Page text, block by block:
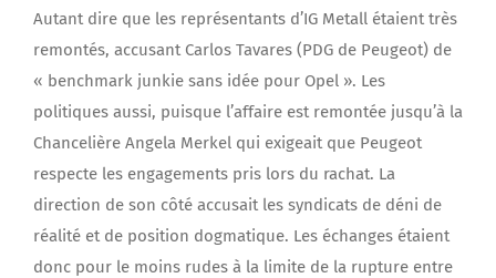
Autant dire que les représentants d’IG Metall étaient très
remontés, accusant Carlos Tavares (PDG de Peugeot) de
« benchmark junkie sans idée pour Opel ». Les
politiques aussi, puisque l’affaire est remontée jusqu’à la
Chancelière Angela Merkel qui exigeait que Peugeot
respecte les engagements pris lors du rachat. La
direction de son côté accusait les syndicats de déni de
réalité et de position dogmatique. Les échanges étaient
donc pour le moins rudes à la limite de la rupture entre